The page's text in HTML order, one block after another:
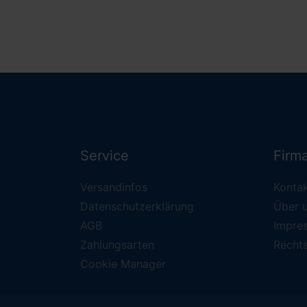
Service
Versandinfos
Datenschutzerklärung
AGB
Zahlungsarten
Cookie Manager
Über